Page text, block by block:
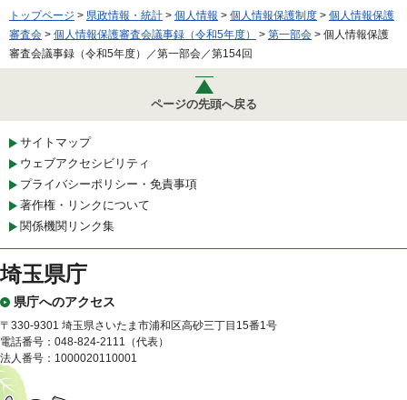
トップページ > 県政情報・統計 > 個人情報 > 個人情報保護制度 > 個人情報保護
審査会 > 個人情報保護審査会議事録（令和5年度） > 第一部会 > 個人情報保護
審査会議事録（令和5年度）／第一部会／第154回
ページの先頭へ戻る
サイトマップ
ウェブアクセシビリティ
プライバシーポリシー・免責事項
著作権・リンクについて
関係機関リンク集
埼玉県庁
県庁へのアクセス
〒330-9301 埼玉県さいたま市浦和区高砂三丁目15番1号
電話番号：048-824-2111（代表）
法人番号：1000020110001